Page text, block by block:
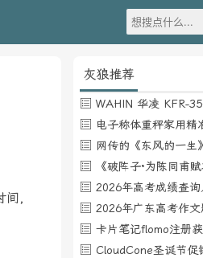
，
灰狼推荐
《破阵子·为陈同甫
2026年高考成绩查询
2026年广东高考作文
卡片笔记flomo注册
CloudCone圣诞节